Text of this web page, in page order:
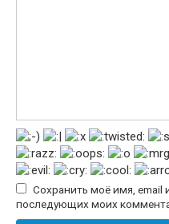
Сохранить моё имя, email
последующих моих